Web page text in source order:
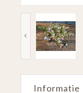
Informatie